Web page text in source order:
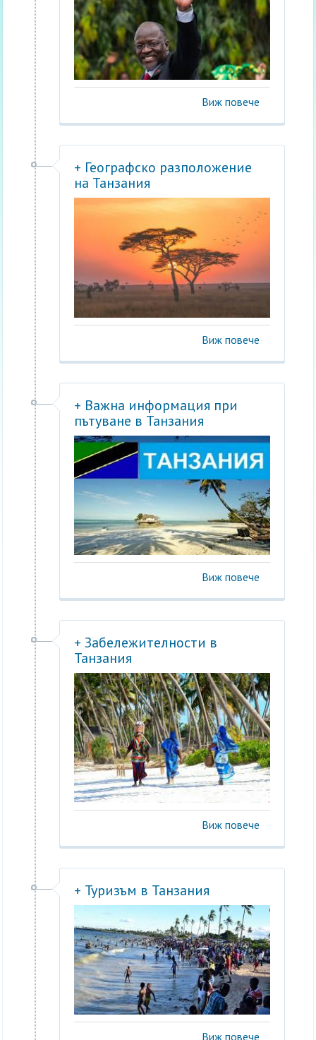
Виж повече
+ Географско разположение
на Танзания
Виж повече
+ Важна информация при
пътуване в Танзания
Виж повече
+ Забележителности в
Танзания
Виж повече
+ Туризъм в Танзания
Виж повече